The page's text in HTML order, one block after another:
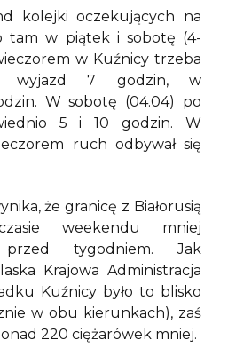
kolejki oczekujących na
tam w piątek i sobotę (4-
w Kuźnicy trzeba
wyjazd 7 godzin, w
W sobotę (04.04) po
5 i 10 godzin. W
ruch odbywał się
że granicę z Białorusią
weekendu mniej
tygodniem. Jak
Krajowa Administracja
Kuźnicy było to blisko
w obu kierunkach), zaś
220 ciężarówek mniej.